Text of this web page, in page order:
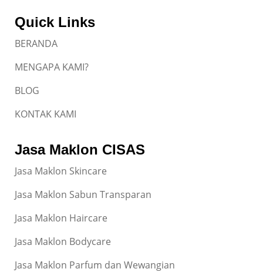
Quick Links
BERANDA
MENGAPA KAMI?
BLOG
KONTAK KAMI
Jasa Maklon CISAS
Jasa Maklon Skincare
Jasa Maklon Sabun Transparan
Jasa Maklon Haircare
Jasa Maklon Bodycare
Jasa Maklon Parfum dan Wewangian